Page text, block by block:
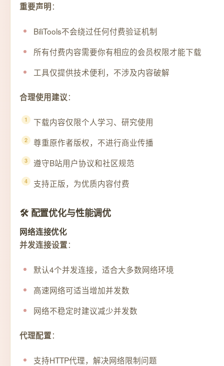
重要声明：
BiliTools不会绕过任何付费验证机制
所有付费内容需要你有相应的会员权限才能下载
工具仅提供技术便利，不涉及内容破解
合理使用建议：
下载内容仅限个人学习、研究使用
尊重原作者版权，不进行商业传播
遵守B站用户协议和社区规范
支持正版，为优质内容付费
🛠️ 配置优化与性能调优
网络连接优化
并发连接设置：
默认4个并发连接，适合大多数网络环境
高速网络可适当增加并发数
网络不稳定时建议减少并发数
代理配置：
支持HTTP代理，解决网络限制问题